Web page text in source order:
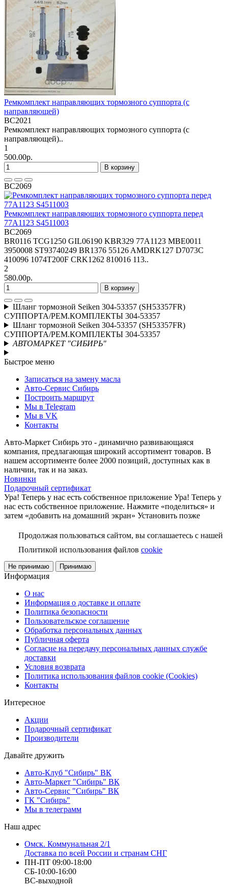
Ремкомплект направляющих тормозного суппорта (с
направляющей)
BC2021
Ремкомплект направляющих тормозного суппорта (с
направляющей)..
1
500.00р.
В корзину
BC2069
Ремкомплект направляющих тормозного суппорта перед
77A1123 S4511003
BC2069
BR0116 TCG1250 GIL06190 KBR329 77A1123 MBE0011
3950008 ST93740249 BR1376 55126 AMDRK127 D7073C
410096 1074T200F CRK1262 810016 113..
2
580.00р.
В корзину
Шланг тормозной Seiken 304-53357 (SH53357FR)
СУППОРТА/РЕМ.КОМПЛЕКТЫ 304-53357
Шланг тормозной Seiken 304-53357 (SH53357FR)
СУППОРТА/РЕМ.КОМПЛЕКТЫ 304-53357
АВТОМАРКЕТ "СИБИРЬ"
Быстрое меню
Записаться на замену масла
Авто-Сервис Сибирь
Построить маршрут
Мы в Telegram
Мы в VK
Контакты
Авто-Маркет Сибирь это - динамично развивающаяся
компания, предлагающая широкий ассортимент товаров. В
нашем ассортименте более 2000 позиций, доступных как в
наличии, так и на заказ.
Новинки
Подарочный сертификат
Ура! Теперь у нас есть собственное приложение Ура! Теперь у
нас есть собственное приложение. Нажмите «поделиться» и
затем «добавить на домашний экран» Установить позже
Продолжая пользоваться сайтом, вы соглашаетесь с нашей
Политикой использования файлов cookie
Не принимаю Принимаю
Информация
О нас
Информация о доставке и оплате
Политика безопасности
Пользовательское соглашение
Обработка персональных данных
Публичная оферта
Согласие на передачу персональных данных службе
доставки
Условия возврата
Политика использования файлов cookie (Cookies)
Контакты
Интересное
Акции
Подарочный сертификат
Производители
Давайте дружить
Авто-Клуб "Сибирь" ВК
Авто-Маркет "Сибирь" ВК
Авто-Сервис "Сибирь" ВК
ГК "Сибирь"
Мы в телеграмм
Наш адрес
Омск. Коммунальная 2/1
Доставка по всей России и странам СНГ
ПН-ПТ 09:00-18:00
СБ-10:00-16:00
ВС-выходной